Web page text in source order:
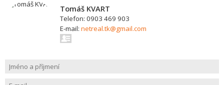
Tomáš KVART
Telefon: 0903 469 903
E-mail: netreal.tk@gmail.com